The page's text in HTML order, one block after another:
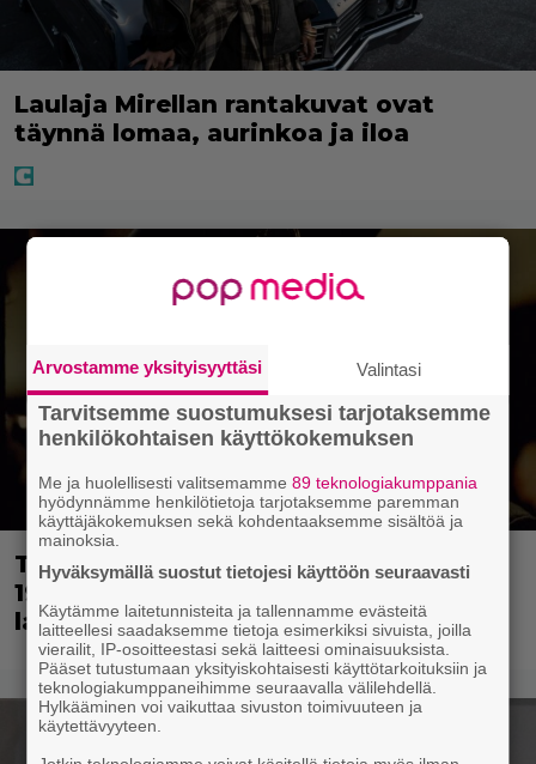
Laulaja Mirellan rantakuvat ovat
täynnä lomaa, aurinkoa ja iloa
Tänään tv:ssä: Loistoleffa vuodelta
1999 – Stephen King ja Tom Hanks
laadun takeina
Arvostamme yksityisyyttäsi Valintasi
Tarvitsemme suostumuksesi tarjotaksemme
henkilökohtaisen käyttökokemuksen
Me ja huolellisesti valitsemamme89 teknologiakumppania
hyödynnämme henkilötietoja tarjotaksemme paremman
käyttäjäkokemuksen sekä kohdentaaksemme sisältöä ja
mainoksia.
Hyväksymällä suostut tietojesi käyttöön seuraavasti
Käytämme laitetunnisteita ja tallennamme evästeitä
laitteellesi saadaksemme tietoja esimerkiksi sivuista, joilla
vierailit, IP-osoitteestasi sekä laitteesi ominaisuuksista.
Pääset tutustumaan yksityiskohtaisesti käyttötarkoituksiin ja
teknologiakumppaneihimme seuraavalla välilehdellä.
Hylkääminen voi vaikuttaa sivuston toimivuuteen ja
käytettävyyteen.